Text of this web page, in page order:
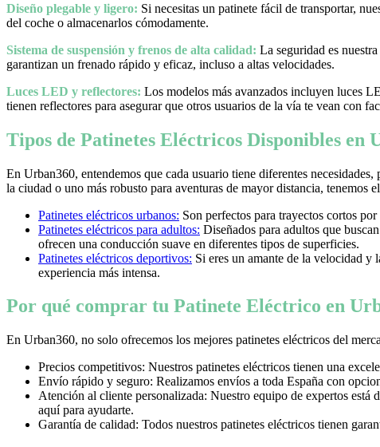
Diseño plegable y ligero: Si necesitas un patinete fácil de transportar,
del coche o almacenarlos cómodamente.
Sistema de suspensión y frenos de alta calidad: La seguridad es
garantizan un frenado rápido y eficaz, incluso a altas velocidades.
Luces LED y reflectores: Los modelos más avanzados incluyen luces
tienen reflectores para asegurar que otros usuarios de la vía te vean con
Tipos de Patinetes Eléctricos Disponibles en
En Urban360, entendemos que cada usuario tiene diferentes
la ciudad o uno más robusto para aventuras de mayor distancia, tenemos
Patinetes eléctricos urbanos: Son perfectos para trayectos cortos
Patinetes eléctricos para adultos: Diseñados para adultos que
ofrecen una conducción suave en diferentes tipos de superficies.
Patinetes eléctricos deportivos: Si eres un amante de la velocidad y
experiencia más intensa.
Por qué comprar tu Patinete Eléctrico en
En Urban360, no solo ofrecemos los mejores patinetes eléctricos del
Precios competitivos: Nuestros patinetes eléctricos tienen una
Envío rápido y seguro: Realizamos envíos a toda España con
Atención al cliente personalizada: Nuestro equipo de expertos está
aquí para ayudarte.
Garantía de calidad: Todos nuestros patinetes eléctricos tienen